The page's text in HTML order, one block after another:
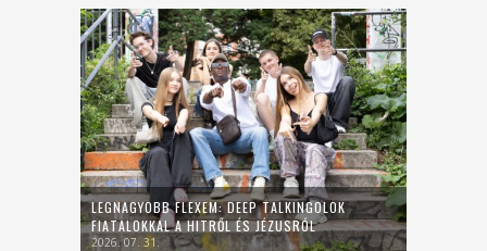
LEGNAGYOBB FLEXEM: DEEP TALKINGOLOK
FIATALOKKAL A HITRŐL ÉS JÉZUSRÓL
2026. 07. 31.